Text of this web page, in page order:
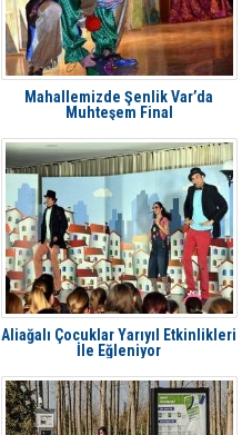
Mahallemizde Şenlik Var’da
Muhteşem Final
Aliağalı Çocuklar Yarıyıl Etkinlikleri
İle Eğleniyor